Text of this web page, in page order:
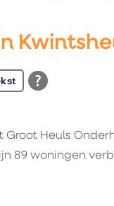
Heuls
89 woningen